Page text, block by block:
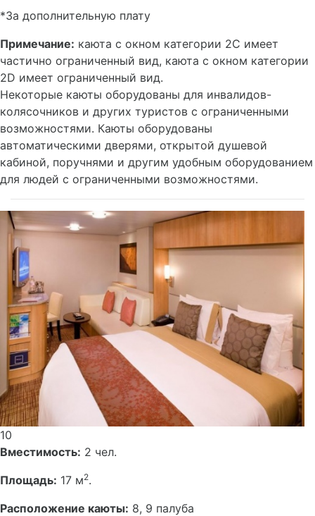
*За дополнительную плату
Примечание: каюта с окном категории 2C имеет
частично ограниченный вид, каюта с окном категории
2D имеет ограниченный вид.
Некоторые каюты оборудованы для инвалидов-
колясочников и других туристов с ограниченными
возможностями. Каюты оборудованы
автоматическими дверями, открытой душевой
кабиной, поручнями и другим удобным оборудованием
для людей с ограниченными возможностями.
10
Вместимость: 2 чел.
Площадь: 17 м2.
Расположение каюты: 8, 9 палуба